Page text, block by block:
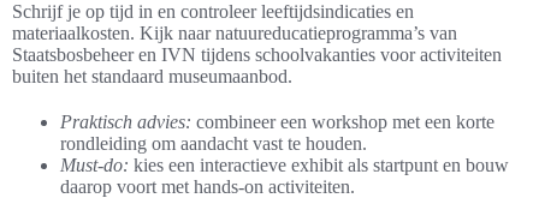
Schrijf je op tijd in en controleer leeftijdsindicaties en
materiaalkosten. Kijk naar natuureducatieprogramma’s van
Staatsbosbeheer en IVN tijdens schoolvakanties voor activiteiten
buiten het standaard museumaanbod.
Praktisch advies: combineer een workshop met een korte
rondleiding om aandacht vast te houden.
Must-do: kies een interactieve exhibit als startpunt en bouw
daarop voort met hands-on activiteiten.